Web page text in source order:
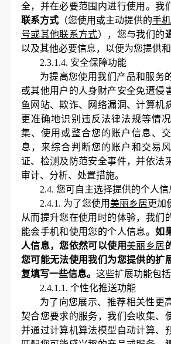
全，并在必要范围内进行使用。我
联系方式（您使用或主动提供的手
号或其他联系方式），您与我们的
以及其他必要信息，以便为您提供和
2.3.1.4. 安全保障功能
为提高您使用我们产品和服务
或其他用户的人身财产安全免遭侵
鱼网站、欺诈、网络漏洞、计算机
更准确地识别违反法律法规等情
集、使用或整合您的账户信息、
息，来综合判断您的账户和交易
证、检测及防范安全事件，并依法
审计、分析、处置措施。
2.4. 您可自主选择提供的个人信
2.4.1. 为了您使用美丽乡居更加
从而提升您在使用时的体验，我们
能会手机和使用您的个人信息。如
人信息，您依然可以使用美丽乡居
您可能无法使用我们为您提供的扩
复填写一些信息。 这些扩展功能包括
2.4.1.1. 个性化推送功能
为了向您展示、推荐相关性更
契合您要求的服务，我们会收集、
并通过计算机算法模型自动计算、